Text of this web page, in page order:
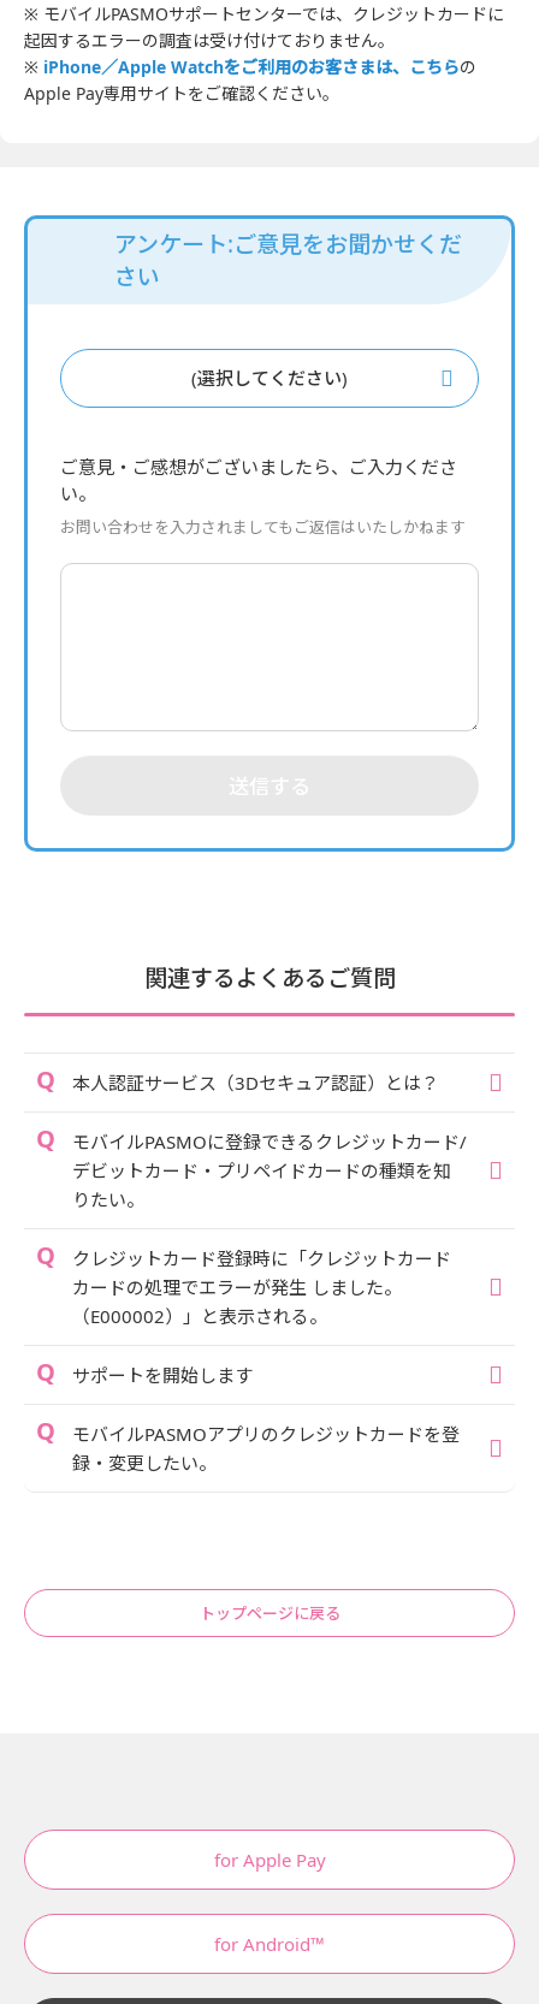
※ モバイルPASMOサポートセンターでは、クレジットカードに
起因するエラーの調査は受け付けておりません。
※ iPhone／Apple Watchをご利用のお客さまは、こちらの
Apple Pay専用サイトをご確認ください。
アンケート:ご意見をお聞かせくだ
さい
(選択してください)
ご意見・ご感想がございましたら、ご入力くださ
い。
お問い合わせを入力されましてもご返信はいたしかねます
送信する
関連するよくあるご質問
本人認証サービス（3Dセキュア認証）とは？
モバイルPASMOに登録できるクレジットカード/
デビットカード・プリペイドカードの種類を知
りたい。
クレジットカード登録時に「クレジットカード
カードの処理でエラーが発生 しました。
（E000002）」と表示される。
サポートを開始します
モバイルPASMOアプリのクレジットカードを登
録・変更したい。
トップページに戻る
for Apple Pay
for Android™